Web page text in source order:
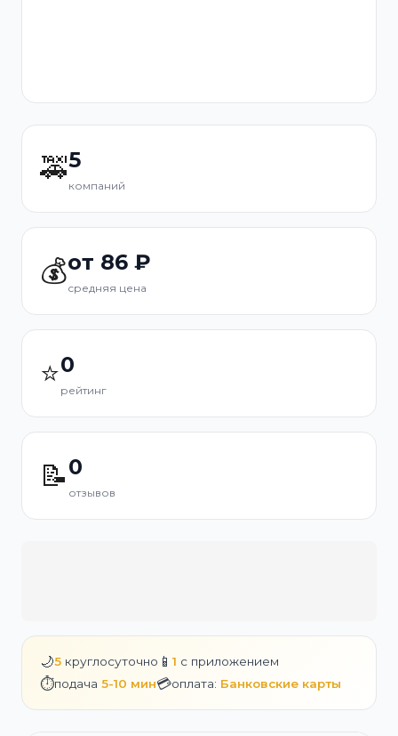
🚕5
компаний
💰от 86 ₽
средняя цена
⭐0
рейтинг
📝0
отзывов
🌙5 круглосуточно 📱 1 с приложением
⏱️подача 5-10 мин💳оплата: Банковские карты